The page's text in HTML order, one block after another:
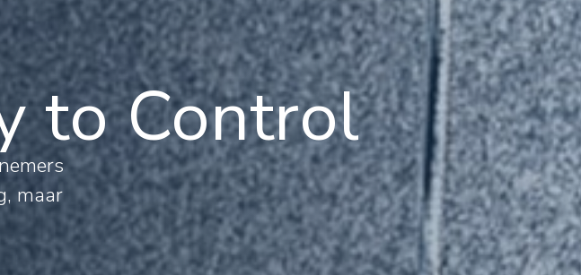
to Control
maar